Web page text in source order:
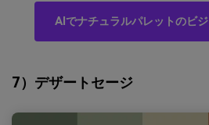
AIでナチュラルパレットのビ
7）デザートセージ